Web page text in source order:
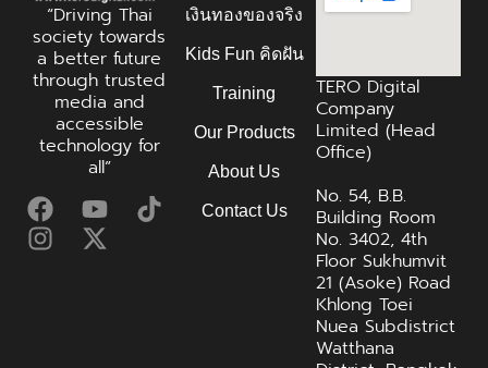
“Driving Thai
society towards
a better future
through trusted
media and
accessible
technology for
all”
เงินทองของจริง
Kids Fun คิดฝัน
Training
Our Products
About Us
Contact Us
TERO Digital
Company
Limited (Head
Office)
No. 54, B.B.
Building Room
No. 3402, 4th
Floor Sukhumvit
21 (Asoke) Road
Khlong Toei
Nuea Subdistrict
Watthana